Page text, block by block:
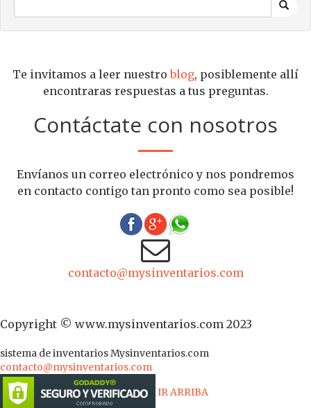
Te invitamos a leer nuestroblog, posiblemente allí
encontraras respuestas a tus preguntas.
Contáctate con nosotros
Envíanos un correo electrónico y nos pondremos
en contacto contigo tan pronto como sea posible!
contacto@mysinventarios.com
Copyright © www.mysinventarios.com 2023
sistema de inventariosMysinventarios.com
contacto@mysinventarios.com
IR ARRIBA